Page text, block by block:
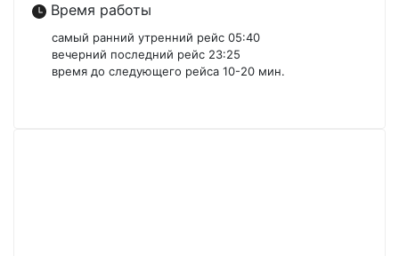
Время работы
самый ранний утренний рейс 05:40
вечерний последний рейс 23:25
время до следующего рейса 10-20 мин.